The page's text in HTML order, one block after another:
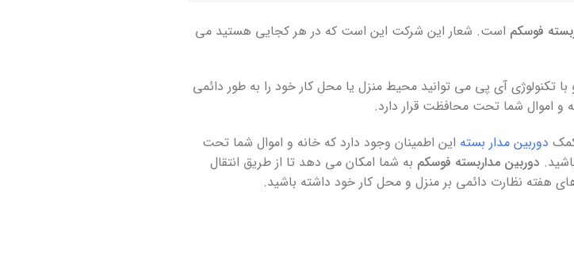
فوسکم است. شعار این شرکت این است که در هر کجایی هستید می
با تکنولوژی آی پی می توانید محیط منزل یا محل کار خود را به طور دائمی
دوربین مدار بسته این اطمینان وجود دارد که خانه و اموال شما تحت
دوربین مداربسته فوسکم به شما امکان می دهد تا از طریق انتقال